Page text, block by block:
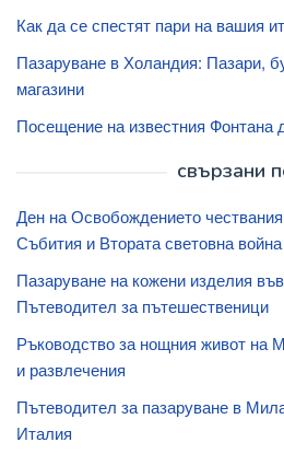
Как да се спестят пари на вашия
Пазаруване в Холандия: Пазари,
магазини
Посещение на известния Фонтана
свързани
Ден на Освобождението
Събития и Втората световна
Пазаруване на кожени изделия
Пътеводител за пътешественици
Ръководство за нощния живот на
и развлечения
Пътеводител за пазаруване в
Италия